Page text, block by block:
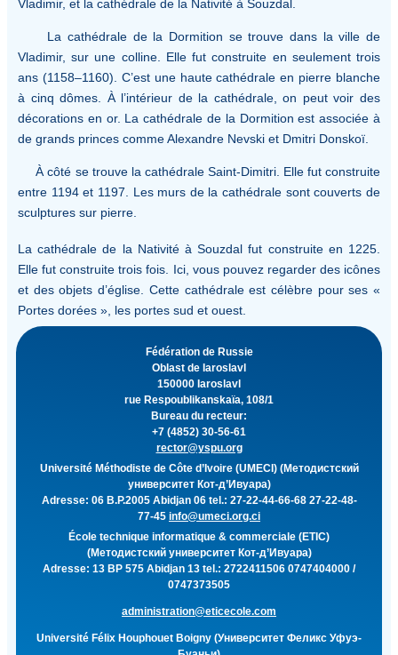
Vladimir, et la cathédrale de la Nativité à Souzdal.
La cathédrale de la Dormition se trouve dans la ville de
Vladimir, sur une colline. Elle fut construite en seulement trois
ans (1158–1160). C’est une haute cathédrale en pierre blanche
à cinq dômes. À l’intérieur de la cathédrale, on peut voir des
décorations en or. La cathédrale de la Dormition est associée à
de grands princes comme Alexandre Nevski et Dmitri Donskoï.
À côté se trouve la cathédrale Saint-Dimitri. Elle fut construite
entre 1194 et 1197. Les murs de la cathédrale sont couverts de
sculptures sur pierre.
La cathédrale de la Nativité à Souzdal fut construite en 1225.
Elle fut construite trois fois. Ici, vous pouvez regarder des icônes
et des objets d’église. Cette cathédrale est célèbre pour ses «
Portes dorées », les portes sud et ouest.
Fédération de Russie
Oblast de Iaroslavl
150000 Iaroslavl
rue Respoublikanskaïa, 108/1
Bureau du recteur:
+7 (4852) 30-56-61
rector@yspu.org
Université Méthodiste de Côte d’Ivoire (UMECI) (Методистский
университет Кот-д’Ивуара)
Adresse: 06 B.P.2005 Abidjan 06 tel.: 27-22-44-66-68 27-22-48-
77-45 info@umeci.org.ci
École technique informatique & commerciale (ETIC)
(Методистский университет Кот-д’Ивуара)
Adresse: 13 BP 575 Abidjan 13 tel.: 2722411506 0747404000 /
0747373505
administration@eticecole.com
Université Félix Houphouet Boigny (Университет Феликс Уфуэ-